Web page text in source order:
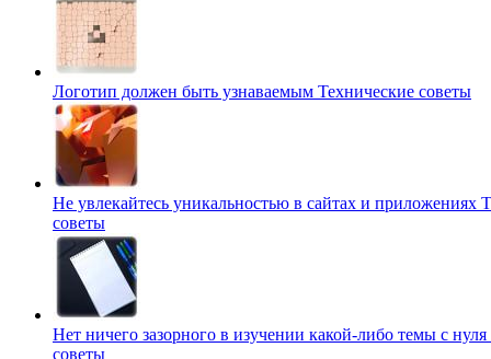
Логотип должен быть узнаваемым Технические советы
Не увлекайтесь уникальностью в сайтах и приложениях
советы
Нет ничего зазорного в изучении какой-либо темы с нуля
советы